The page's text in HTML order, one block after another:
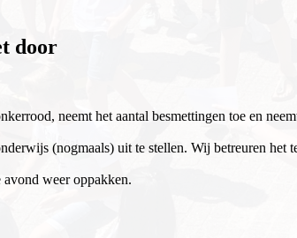
door
neemt het aantal besmettingen toe en
(nogmaals) uit te stellen. Wij betreuren het
weer oppakken.